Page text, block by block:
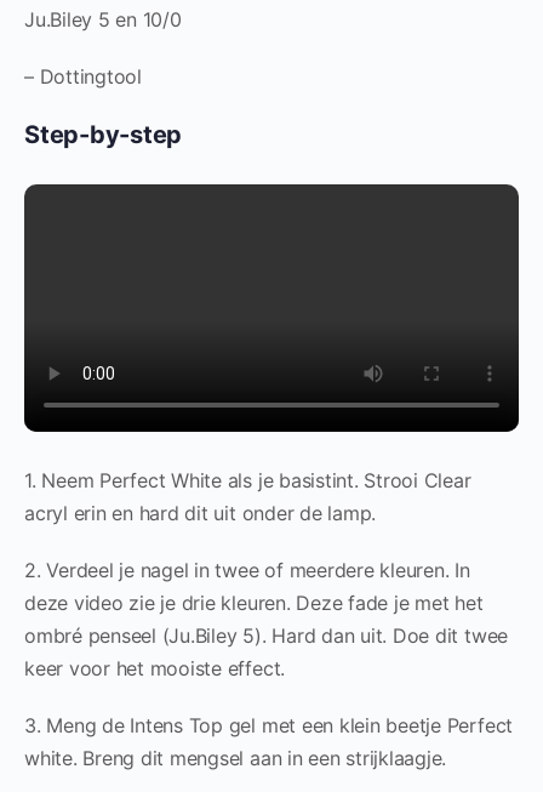
Ju.Biley 5 en 10/0
– Dottingtool
Step-by-step
1. Neem Perfect White als je basistint. Strooi Clear
acryl erin en hard dit uit onder de lamp.
2. Verdeel je nagel in twee of meerdere kleuren. In
deze video zie je drie kleuren. Deze fade je met het
ombré penseel (Ju.Biley 5). Hard dan uit. Doe dit twee
keer voor het mooiste effect.
3. Meng de Intens Top gel met een klein beetje Perfect
white. Breng dit mengsel aan in een strijklaagje.